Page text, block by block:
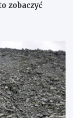
zobaczyć